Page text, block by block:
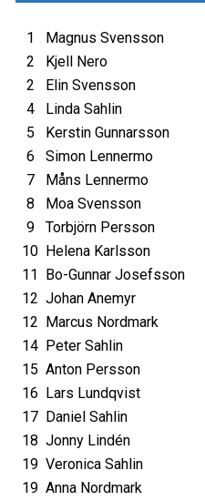
1 Magnus Svensson
2
Kjell Nero
2
Elin Svensson
4
Linda Sahlin
5
Kerstin Gunnarsson
6
Simon Lennermo
7
Måns Lennermo
8
Moa Svensson
9
Torbjörn Persson
10 Helena Karlsson
11 Bo-Gunnar Josefsson
12 Johan Anemyr
12 Marcus Nordmark
14 Peter Sahlin
15 Anton Persson
16 Lars Lundqvist
17 Daniel Sahlin
18 Jonny Lindén
19 Veronica Sahlin
19 Anna Nordmark